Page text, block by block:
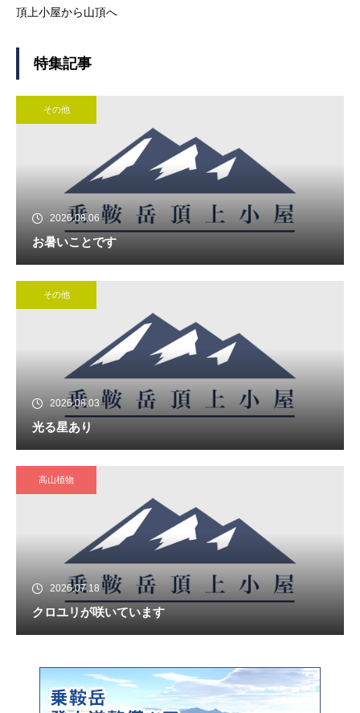
頂上小屋から山頂へ
特集記事
その他
2026.08.06
お暑いことです
その他
2026.08.03
光る星あり
高山植物
2026.07.18
クロユリが咲いています